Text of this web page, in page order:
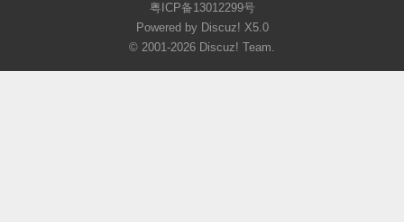
粤ICP备13012299号
Powered by Discuz! X5.0
© 2001-2026 Discuz! Team.